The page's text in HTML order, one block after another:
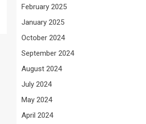
February 2025
January 2025
October 2024
September 2024
August 2024
July 2024
May 2024
April 2024